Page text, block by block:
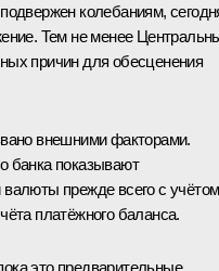
колебаниям,
Тем не менее
причин для обесценения
внешними факторами.
банка показывают
валюты прежде всего с учётом
платёжного баланса.
это предварительные